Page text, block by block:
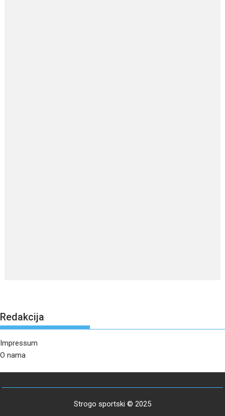
Redakcija
Impressum
O nama
Strogo sportski © 2025